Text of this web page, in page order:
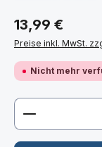
13,99 €
Preise inkl. MwSt.
Nicht mehr
Produkt